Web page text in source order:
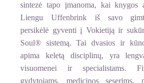
sintezė tapo įmanoma, kai knygos
Liengu Uffenbrink iš savo
persikėlė gyventi į Vokietiją ir
Soul® sistemą. Tai dvasios ir
apima keletą disciplinų, yra
visuomenei ir specialistams.
gydytojams, medicinos seserims,